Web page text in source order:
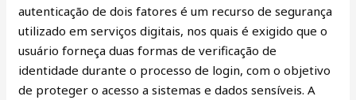
autenticação de dois fatores é um recurso de segurança
utilizado em serviços digitais, nos quais é exigido que o
usuário forneça duas formas de verificação de
identidade durante o processo de login, com o objetivo
de proteger o acesso a sistemas e dados sensíveis. A